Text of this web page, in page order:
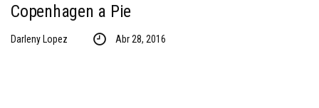
Copenhagen a Pie
Darleny Lopez Abr 28, 2016